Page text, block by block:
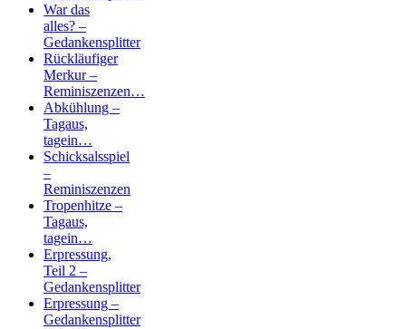
War das
alles? –
Gedankensplitter
Rückläufiger
Merkur –
Reminiszenzen…
Abkühlung –
Tagaus,
tagein…
Schicksalsspiel
–
Reminiszenzen
Tropenhitze –
Tagaus,
tagein…
Erpressung,
Teil 2 –
Gedankensplitter
Erpressung –
Gedankensplitter